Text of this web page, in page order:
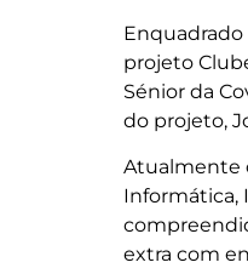
Enquadrado
projeto
Sénior da
do projeto,
Atualmente
Informática,
extra com